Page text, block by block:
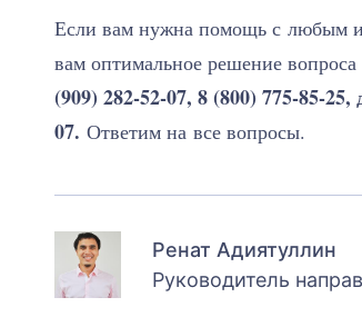
Если вам нужна помощь с любым
вам оптимальное решение
(909) 282-52-07, 8 (800) 775-85-25,
07. Ответим на все вопросы.
Ренат Адиятуллин
Руководитель